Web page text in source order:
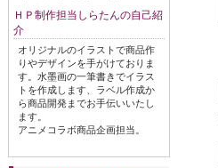
ＨＰ制作担当しらたんの自己紹
介
オリジナルのイラストで商品作
りやデザインを手がけておりま
す。水墨画の一筆書きでイラス
トを作成します、ラベル作成か
ら商品開発までお手伝いいたし
ます。
アニメコラボ商品企画担当。